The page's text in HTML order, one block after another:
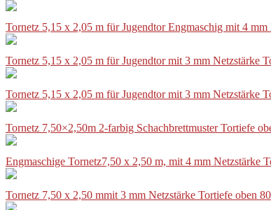
Tornetz 5,15 x 2,05 m für Jugendtor Engmaschig mit 4
Tornetz 5,15 x 2,05 m für Jugendtor mit 3 mm Netzstärke
Tornetz 5,15 x 2,05 m für Jugendtor mit 3 mm Netzstärke
Tornetz 7,50×2,50m 2-farbig Schachbrettmuster Tortiefe
Engmaschige Tornetz7,50 x 2,50 m, mit 4 mm Netzstärke
Tornetz 7,50 x 2,50 mmit 3 mm Netzstärke Tortiefe oben